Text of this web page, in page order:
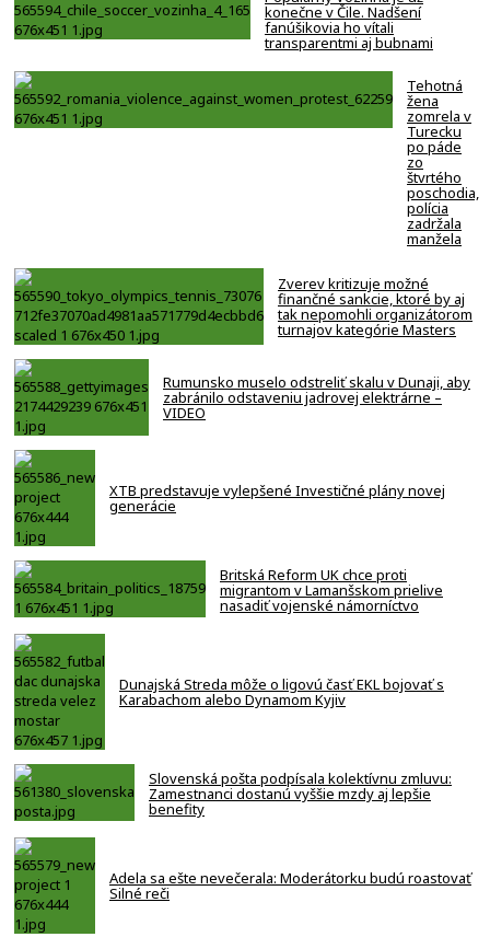
konečne v Čile. Nadšení
fanúšikovia ho vítali
transparentmi aj bubnami
Tehotná
žena
zomrela v
Turecku
po páde
zo
štvrtého
poschodia,
polícia
zadržala
manžela
Zverev kritizuje možné
finančné sankcie, ktoré by aj
tak nepomohli organizátorom
turnajov kategórie Masters
Rumunsko muselo odstreliť skalu v Dunaji, aby
zabránilo odstaveniu jadrovej elektrárne –
VIDEO
XTB predstavuje vylepšené Investičné plány novej
generácie
Britská Reform UK chce proti
migrantom v Lamanšskom prielive
nasadiť vojenské námorníctvo
Dunajská Streda môže o ligovú časť EKL bojovať s
Karabachom alebo Dynamom Kyjiv
Slovenská pošta podpísala kolektívnu zmluvu:
Zamestnanci dostanú vyššie mzdy aj lepšie
benefity
Adela sa ešte nevečerala: Moderátorku budú roastovať
Silné reči